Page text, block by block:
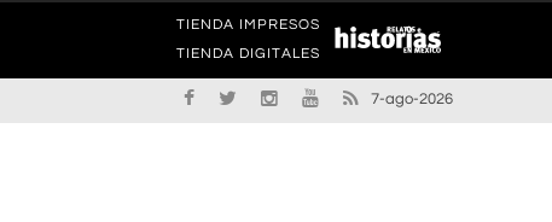
TIENDA IMPRESOS
TIENDA DIGITALES
7-ago-2026